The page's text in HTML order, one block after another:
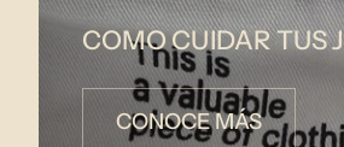
COMO CUIDAR TUS
CONOCE MÁS